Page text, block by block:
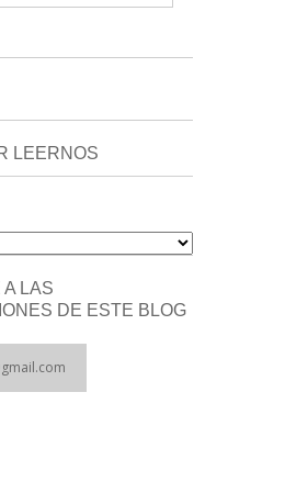
LEERNOS
LAS
DE ESTE BLOG